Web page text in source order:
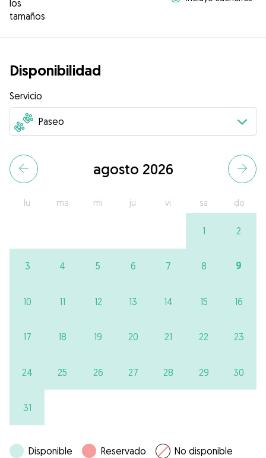
los
tamaños
Disponibilidad
Servicio
agosto 2026
lu ma mi ju vi sa do
1 2
3 4 5 6 7 8 9
10 11 12 13 14 15 16
17 18 19 20 21 22 23
24 25 26 27 28 29 30
31
Disponible Reservado No disponible